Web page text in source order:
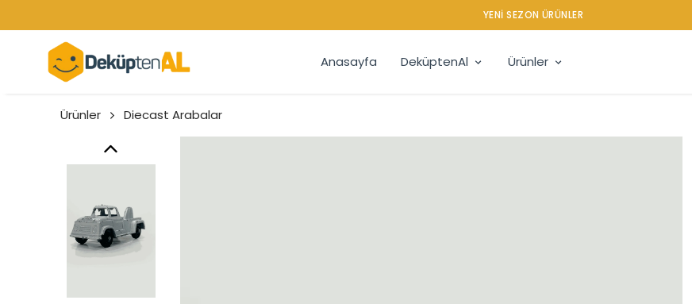
YENI SEZON ÜRÜNLER
Anasayfa DeküptenAl Ürünler
Ürünler Diecast Arabalar